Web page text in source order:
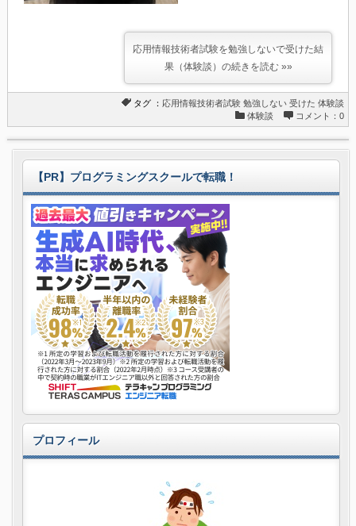
応用情報技術者試験を勉強しないで受けた結
果（体験談）の続きを読む »»
タグ ： 応用情報技術者試験 勉強しない 受けた 体験談
体験談
コメント：0
【PR】プログラミングスクールで転職！
プロフィール